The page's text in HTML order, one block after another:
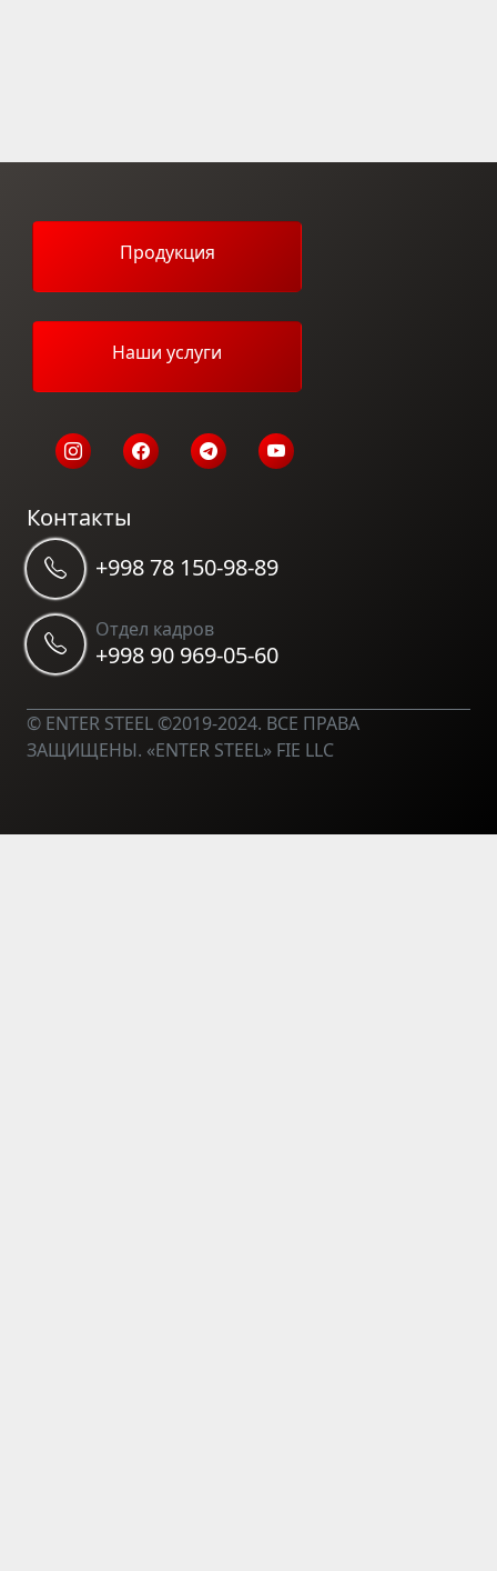
Продукция
Наши услуги
Контакты
+998 78 150-98-89
Отдел кадров
+998 90 969-05-60
© ENTER STEEL ©2019-2024. ВСЕ ПРАВА
ЗАЩИЩЕНЫ. «ENTER STEEL» FIE LLC